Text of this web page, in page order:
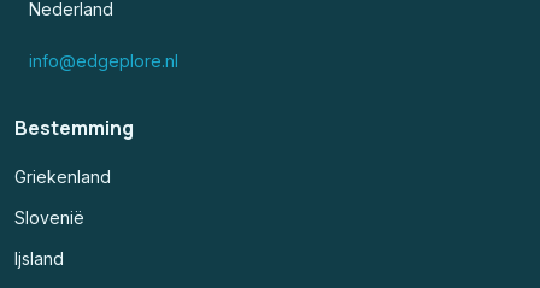
Nederland
info@edgeplore.nl
Bestemming
Griekenland
Slovenië
Ijsland